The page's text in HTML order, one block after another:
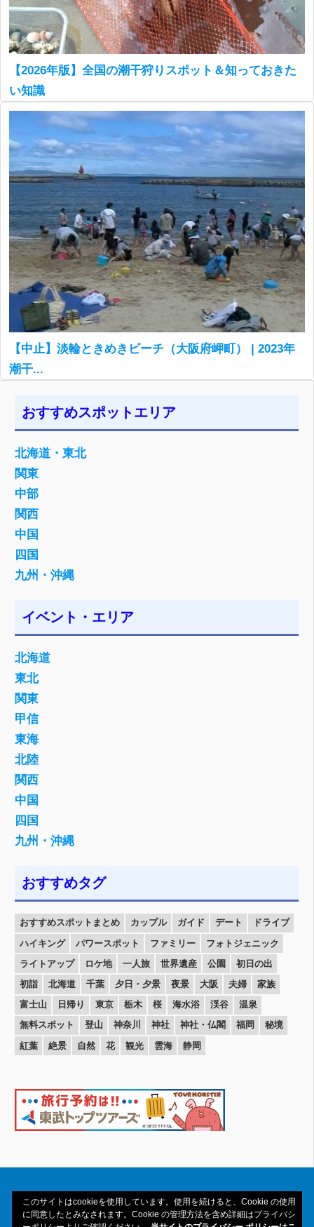
【2026年版】全国の潮干狩りスポット＆知っておきた
い知識
【中止】淡輪ときめきビーチ（大阪府岬町） | 2023年
潮干...
おすすめスポットエリア
北海道・東北
関東
中部
関西
中国
四国
九州・沖縄
イベント・エリア
北海道
東北
関東
甲信
東海
北陸
関西
中国
四国
九州・沖縄
おすすめタグ
おすすめスポットまとめ カップル ガイド デート
ドライブ
ハイキング
パワースポット ファミリー
フォトジェニック
ライトアップ
ロケ地 一人旅 世界遺産 公園
初日の出
初詣
北海道 千葉 夕日・夕景 夜景 大阪 夫婦
家族
富士山
日帰り 東京 栃木 桜 海水浴 渓谷
温泉
無料スポット
登山 神奈川 神社 神社・仏閣 福岡
秘境
紅葉
絶景 自然 花 観光 雲海 静岡
このサイトはcookieを使用しています。使用を続けると、Cookie の使用
に同意したとみなされます。Cookie の管理方法を含め詳細はプライバシ